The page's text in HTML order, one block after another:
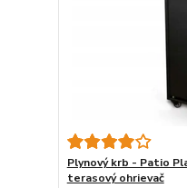
Plynový krb - Patio
terasový ohrievač